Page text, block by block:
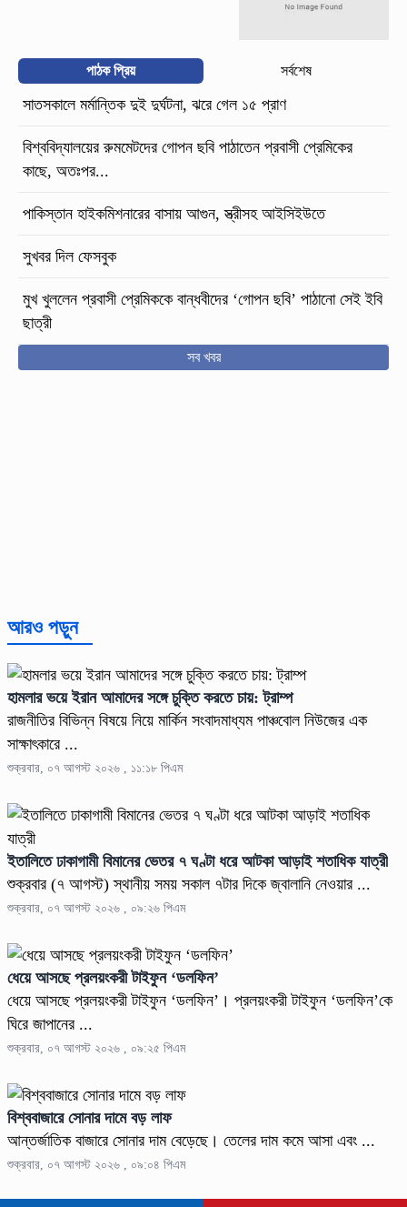
পাঠক প্রিয় সর্বশেষ
সাতসকালে মর্মান্তিক দুই দুর্ঘটনা, ঝরে গেল ১৫ প্রাণ
বিশ্ববিদ্যালয়ের রুমমেটদের গোপন ছবি পাঠাতেন প্রবাসী প্রেমিকের
কাছে, অতঃপর...
পাকিস্তান হাইকমিশনারের বাসায় আগুন, স্ত্রীসহ আইসিইউতে
সুখবর দিল ফেসবুক
মুখ খুললেন প্রবাসী প্রেমিককে বান্ধবীদের ‘গোপন ছবি’ পাঠানো সেই ইবি
ছাত্রী
সব খবর
আরও পড়ুন
হামলার ভয়ে ইরান আমাদের সঙ্গে চুক্তি করতে চায়: ট্রাম্প
রাজনীতির বিভিন্ন বিষয়ে নিয়ে মার্কিন সংবাদমাধ্যম পাঞ্চবোল নিউজের এক
সাক্ষাৎকারে ...
শুক্রবার, ০৭ আগস্ট ২০২৬ , ১১:১৮ পিএম
ইতালিতে ঢাকাগামী বিমানের ভেতর ৭ ঘণ্টা ধরে আটকা আড়াই শতাধিক যাত্রী
শুক্রবার (৭ আগস্ট) স্থানীয় সময় সকাল ৭টার দিকে জ্বালানি নেওয়ার ...
শুক্রবার, ০৭ আগস্ট ২০২৬ , ০৯:২৬ পিএম
ধেয়ে আসছে প্রলয়ংকরী টাইফুন ‌‘ডলফিন’
ধেয়ে আসছে প্রলয়ংকরী টাইফুন ‌‘ডলফিন’। প্রলয়ংকরী টাইফুন ‘ডলফিন’কে
ঘিরে জাপানের ...
শুক্রবার, ০৭ আগস্ট ২০২৬ , ০৯:২৫ পিএম
বিশ্ববাজারে সোনার দামে বড় লাফ
আন্তর্জাতিক বাজারে সোনার দাম বেড়েছে। তেলের দাম কমে আসা এবং ...
শুক্রবার, ০৭ আগস্ট ২০২৬ , ০৯:০৪ পিএম